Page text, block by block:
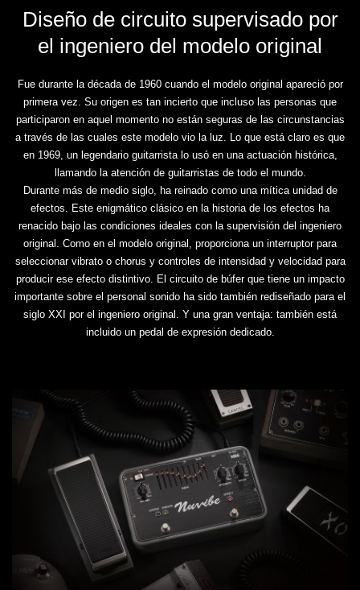
Diseño de circuito supervisado por
el ingeniero del modelo original
Fue durante la década de 1960 cuando el modelo original apareció por
primera vez. Su origen es tan incierto que incluso las personas que
participaron en aquel momento no están seguras de las circunstancias
a través de las cuales este modelo vio la luz. Lo que está claro es que
en 1969, un legendario guitarrista lo usó en una actuación histórica,
llamando la atención de guitarristas de todo el mundo.
Durante más de medio siglo, ha reinado como una mítica unidad de
efectos. Este enigmático clásico en la historia de los efectos ha
renacido bajo las condiciones ideales con la supervisión del ingeniero
original. Como en el modelo original, proporciona un interruptor para
seleccionar vibrato o chorus y controles de intensidad y velocidad para
producir ese efecto distintivo. El circuito de búfer que tiene un impacto
importante sobre el personal sonido ha sido también rediseñado para el
siglo XXI por el ingeniero original. Y una gran ventaja: también está
incluido un pedal de expresión dedicado.